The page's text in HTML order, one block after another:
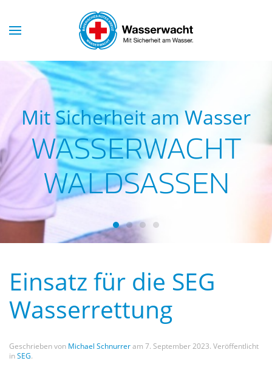
Skip to main content
Mit Sicherheit am Wasser
WASSERWACHT
WALDSASSEN
Wasserwacht Waldsassen
Wasserwacht Waldsassen
Wasserwacht Waldsassen
Einsatz für die SEG
Wasserrettung
Geschrieben von Michael Schnurreram 7. September 2023. Veröffentlicht
inSEG.